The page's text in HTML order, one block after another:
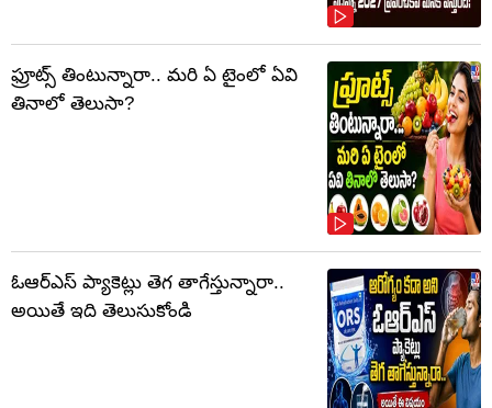
ఫ్రూట్స్‌ తింటున్నారా.. మరి ఏ టైంలో ఏవి
తినాలో తెలుసా?
ఓఆర్‌ఎస్‌ ప్యాకెట్లు తెగ తాగేస్తున్నారా..
అయితే ఇది తెలుసుకోండి